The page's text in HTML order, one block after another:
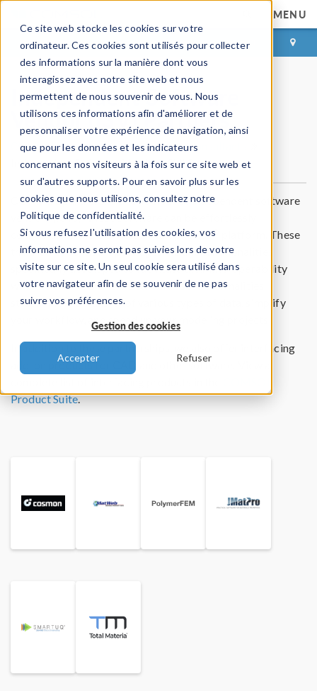
Ce site web stocke les cookies sur votre
ordinateur. Ces cookies sont utilisés pour collecter
des informations sur la manière dont vous
interagissez avec notre site web et nous
permettent de nous souvenir de vous. Nous
utilisons ces informations afin d'améliorer et de
personnaliser votre expérience de navigation, ainsi
que pour les données et les indicateurs
concernant nos visiteurs à la fois sur ce site web et
sur d'autres supports. Pour en savoir plus sur les
cookies que nous utilisons, consultez notre
Politique de confidentialité.
Si vous refusez l'utilisation des cookies, vos
informations ne seront pas suivies lors de votre
visite sur ce site. Un seul cookie sera utilisé dans
votre navigateur afin de se souvenir de ne pas
suivre vos préférences.
Gestion des cookies
Accepter Refuser
MENU
CONNEXION CONTACT
Independent Software
Vendor (ISV) Partners
COMSOL Partnerships and Certified Consultants
Independent Software Vendor (ISV) Partners
COMSOL partners with a number of independent software
vendors (ISVs) whose software can be effortlessly
connected to the COMSOL Multiphysics®
platform. These
third-party software packages include functionalities
specifically developed to facilitate their interoperability
with the COMSOL®software. These functionalities
streamline the transfer of various types of data, simplify
your workflow, and speed up your modeling projects.
In addition to these partnerships, we also offer interfacing
add-on products for CAD and other software. View a
Product Suite.